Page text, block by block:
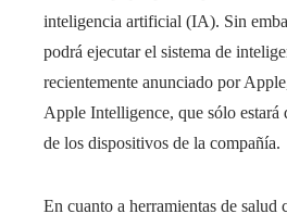
inteligencia artificial (IA). Sin
podrá ejecutar el sistema de
recientemente anunciado por
Apple Intelligence, que sólo estará
de los dispositivos de la compañía.
En cuanto a herramientas de salud